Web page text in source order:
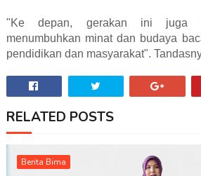
"Ke depan, gerakan ini juga
menumbuhkan minat dan budaya
pendidikan dan masyarakat".
RELATED POSTS
Berita Bima